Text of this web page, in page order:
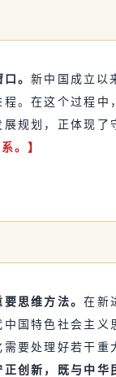
口。新中国成立以
。在这个过程中
规划，正体现了
。】
要思维方法。在新
国特色社会主义
要处理好若干重
创新，既与中华